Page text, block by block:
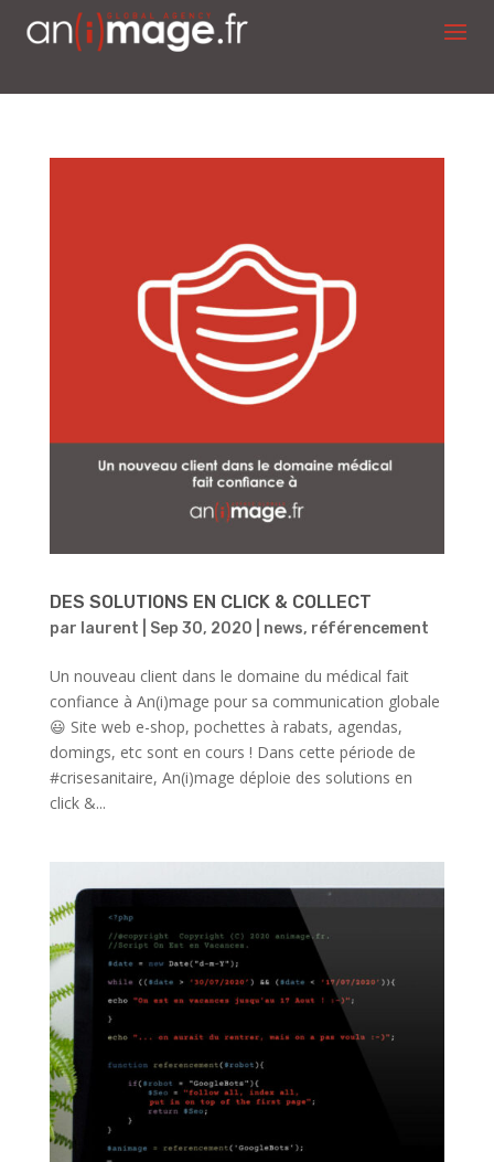
DES SOLUTIONS EN CLICK & COLLECT
par laurent Sep 30, 2020 news, référencement
Un nouveau client dans le domaine du médical fait
confiance à An(i)mage pour sa communication globale
😃 Site web e-shop, pochettes à rabats, agendas,
domings, etc sont en cours ! Dans cette période de
#crisesanitaire, An(i)mage déploie des solutions en
click &...